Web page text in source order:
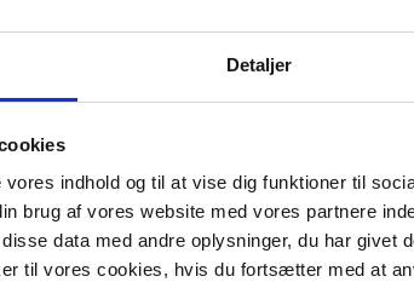
Detaljer
indhold og til at vise dig funktioner til
brug af vores website med vores partnere
data med andre oplysninger, du har givet
til vores cookies, hvis du fortsætter med at
brandstationen søger brandfolk.